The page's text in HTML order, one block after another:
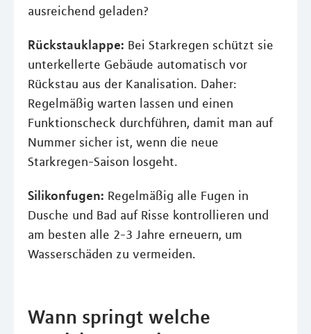
ausreichend geladen?
Rückstauklappe: Bei Starkregen schützt sie
unterkellerte Gebäude automatisch vor
Rückstau aus der Kanalisation. Daher:
Regelmäßig warten lassen und einen
Funktionscheck durchführen, damit man auf
Nummer sicher ist, wenn die neue
Starkregen-Saison losgeht.
Silikonfugen: Regelmäßig alle Fugen in
Dusche und Bad auf Risse kontrollieren und
am besten alle 2-3 Jahre erneuern, um
Wasserschäden zu vermeiden.
Wann springt welche